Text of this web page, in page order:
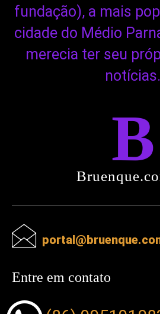
fundação), a mais
cidade do Médio
merecia ter seu
notícias.
B
Entre em contato